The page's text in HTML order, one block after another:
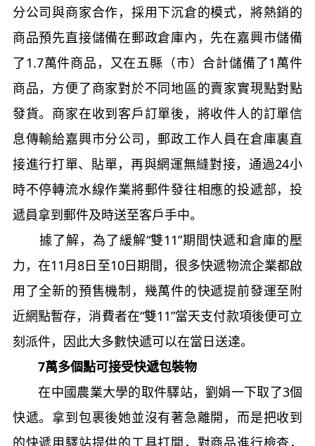
分公司與商家合作，採用下沉倉的模式，將熱銷的
商品預先直接儲備在郵政倉庫內，先在嘉興市儲備
了1.7萬件商品，又在五縣（市）合計儲備了1萬件
商品，方便了商家對於不同地區的賣家實現點對點
發貨。商家在收到客戶訂單後，將收件人的訂單信
息傳輸給嘉興市分公司，郵政工作人員在倉庫裏直
接進行打單、貼單，再與網運無縫對接，通過24小
時不停轉流水線作業將郵件發往相應的投遞部，投
遞員拿到郵件及時送至客戶手中。
據了解，為了緩解“雙11”期間快遞和倉庫的壓
力，在11月8日至10日期間，很多快遞物流企業都啟
用了全新的預售機制，幾萬件的快遞提前發運至附
近網點暫存，消費者在“雙11”當天支付款項後便可立
刻派件，因此大多數快遞可以在當日送達。
7萬多個點可接受快遞包裝物
在中國農業大學的取件驛站，劉娟一下取了3個
快遞。拿到包裹後她並沒有著急離開，而是把收到
的快遞用驛站提供的工具打開，對商品進行檢查，